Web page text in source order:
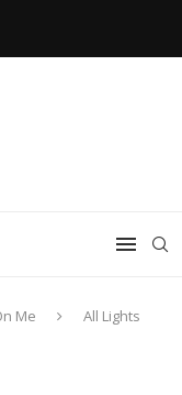
Me
All Lights